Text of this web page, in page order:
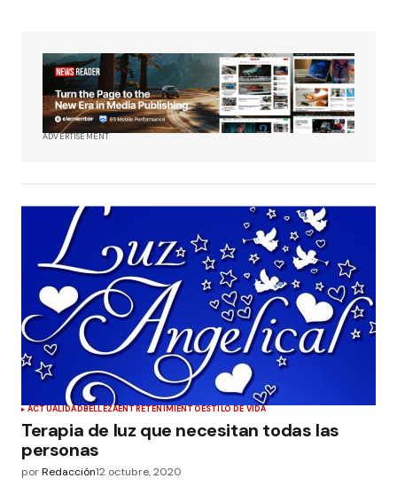
ADVERTISEMENT
ACTUALIDADBELLEZAENTRETENIMIENTOESTILO DE VIDA
Terapia de luz que necesitan todas las
personas
porRedacción12 octubre, 2020